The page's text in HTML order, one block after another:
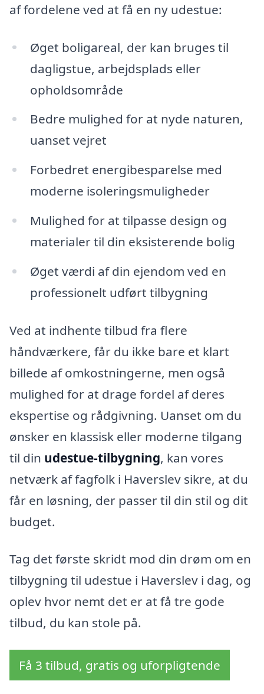
af fordelene ved at få en ny udestue:
Øget boligareal, der kan bruges til
dagligstue, arbejdsplads eller
opholdsområde
Bedre mulighed for at nyde naturen,
uanset vejret
Forbedret energibesparelse med
moderne isoleringsmuligheder
Mulighed for at tilpasse design og
materialer til din eksisterende bolig
Øget værdi af din ejendom ved en
professionelt udført tilbygning
Ved at indhente tilbud fra flere
håndværkere, får du ikke bare et klart
billede af omkostningerne, men også
mulighed for at drage fordel af deres
ekspertise og rådgivning. Uanset om du
ønsker en klassisk eller moderne tilgang
til din udestue-tilbygning, kan vores
netværk af fagfolk i Haverslev sikre, at du
får en løsning, der passer til din stil og dit
budget.
Tag det første skridt mod din drøm om en
tilbygning til udestue i Haverslev i dag, og
oplev hvor nemt det er at få tre gode
tilbud, du kan stole på.
Få 3 tilbud, gratis og uforpligtende